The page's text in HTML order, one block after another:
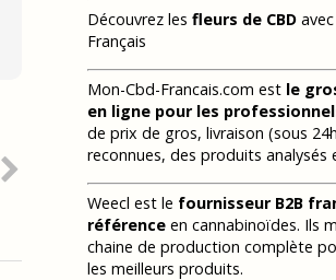
Découvrez les fleurs de CBD
Français
Mon-Cbd-Francais.com est le
en ligne pour les
de prix de gros, livraison (sous
reconnues, des produits analysés
Weecl est le fournisseur B2B
référence en cannabinoïdes. Ils
chaine de production complète
les meilleurs produits.